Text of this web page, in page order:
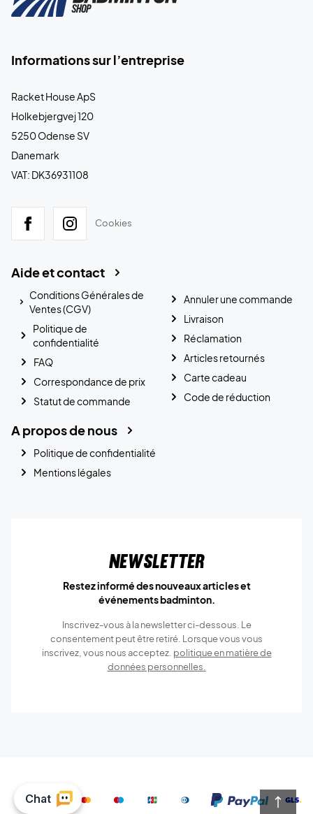
Informations sur l’entreprise
Racket House ApS
Holkebjergvej 120
5250 Odense SV
Danemark
VAT: DK36931108
Cookies
Aide et contact
Conditions Générales de
Ventes (CGV)
Politique de
confidentialité
FAQ
Correspondance de prix
Statut de commande
Annuler une commande
Livraison
Réclamation
Articles retournés
Carte cadeau
Code de réduction
A propos de nous
Politique de confidentialité
Mentions légales
Newsletter
Restez informé des nouveaux articles et
événements badminton.
Inscrivez-vous à la newsletter ci-dessous. Le
consentement peut être retiré. Lorsque vous vous
inscrivez, vous nous acceptez. politique en matière de
données personnelles.